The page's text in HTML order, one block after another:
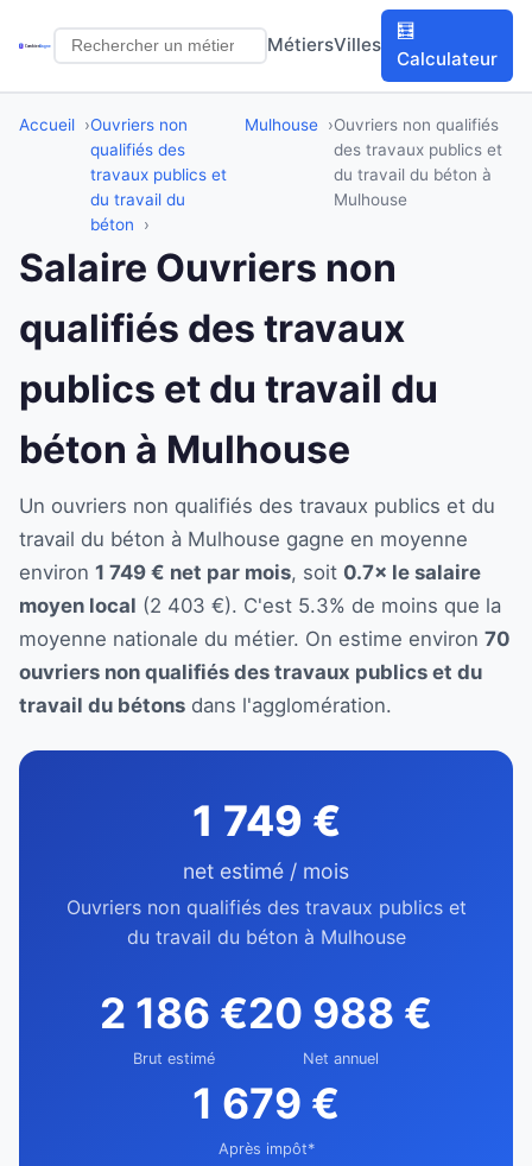
MétiersVilles
🧮
Calculateur
Accueil
Ouvriers non
qualifiés des
travaux publics et
du travail du
béton
Mulhouse
Ouvriers non qualifiés
des travaux publics et
du travail du béton à
Mulhouse
Salaire Ouvriers non
qualifiés des travaux
publics et du travail du
béton à Mulhouse
Un ouvriers non qualifiés des travaux publics et du
travail du béton à Mulhouse gagne en moyenne
environ 1 749 € net par mois, soit 0.7× le salaire
moyen local (2 403 €). C'est 5.3% de moins que la
moyenne nationale du métier. On estime environ 70
ouvriers non qualifiés des travaux publics et du
travail du bétons dans l'agglomération.
1 749 €
net estimé / mois
Ouvriers non qualifiés des travaux publics et
du travail du béton à Mulhouse
2 186 €
Brut estimé
20 988 €
Net annuel
1 679 €
Après impôt*